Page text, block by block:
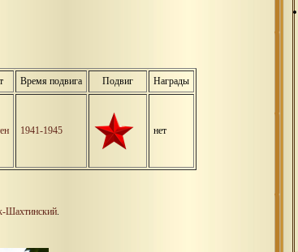
Время подвига Подвиг Награды
1941-1945 нет
Шахтинский